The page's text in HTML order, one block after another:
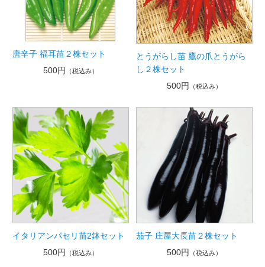
唐辛子 福耳苗２株セット
500円
（税込み）
とうがらし苗 鷹の爪とうがら
し２株セット
500円
（税込み）
イタリアンパセリ苗2鉢セット
500円
（税込み）
茄子 庄屋大長苗２株セット
500円
（税込み）